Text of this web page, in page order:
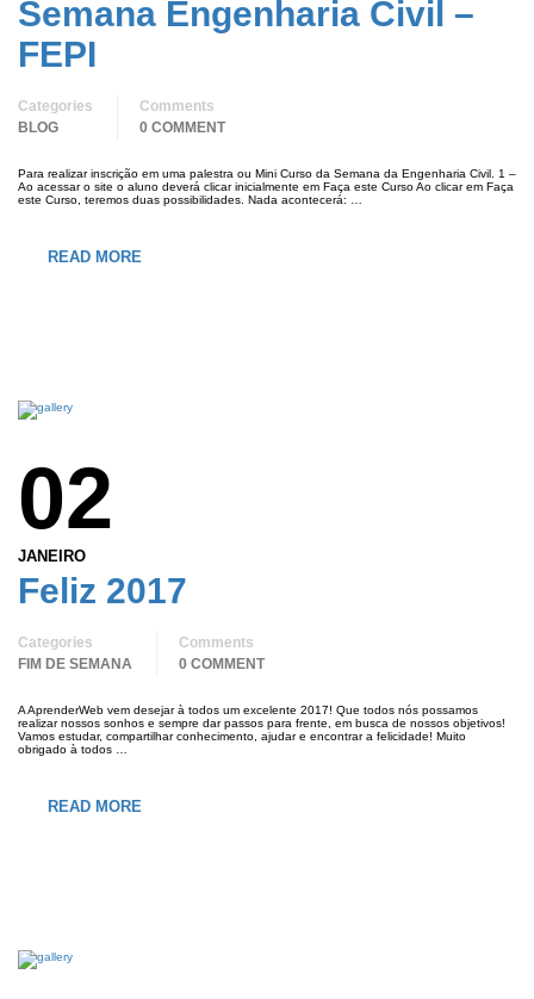
Semana Engenharia Civil –
FEPI
Categories
BLOG
Comments
0 COMMENT
Para realizar inscrição em uma palestra ou Mini Curso da Semana da Engenharia Civil. 1 –
Ao acessar o site o aluno deverá clicar inicialmente em Faça este Curso Ao clicar em Faça
este Curso, teremos duas possibilidades. Nada acontecerá: …
READ MORE
02
JANEIRO
Feliz 2017
Categories
FIM DE SEMANA
Comments
0 COMMENT
A AprenderWeb vem desejar à todos um excelente 2017! Que todos nós possamos
realizar nossos sonhos e sempre dar passos para frente, em busca de nossos objetivos!
Vamos estudar, compartilhar conhecimento, ajudar e encontrar a felicidade! Muito
obrigado à todos …
READ MORE